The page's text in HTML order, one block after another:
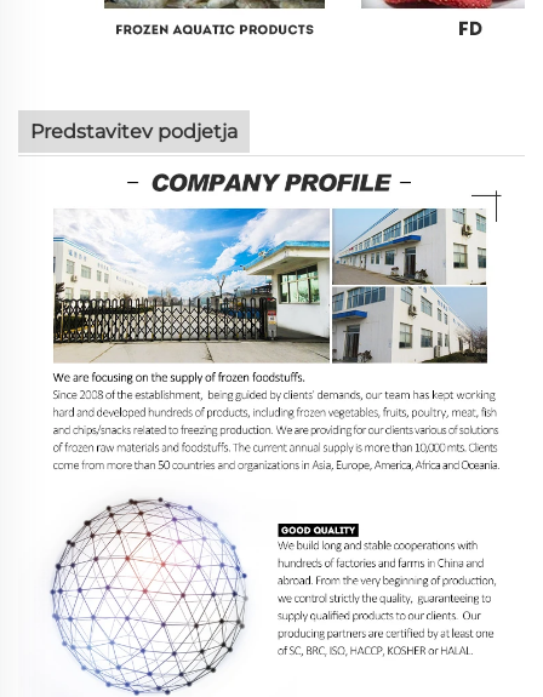
Predstavitev podjetja